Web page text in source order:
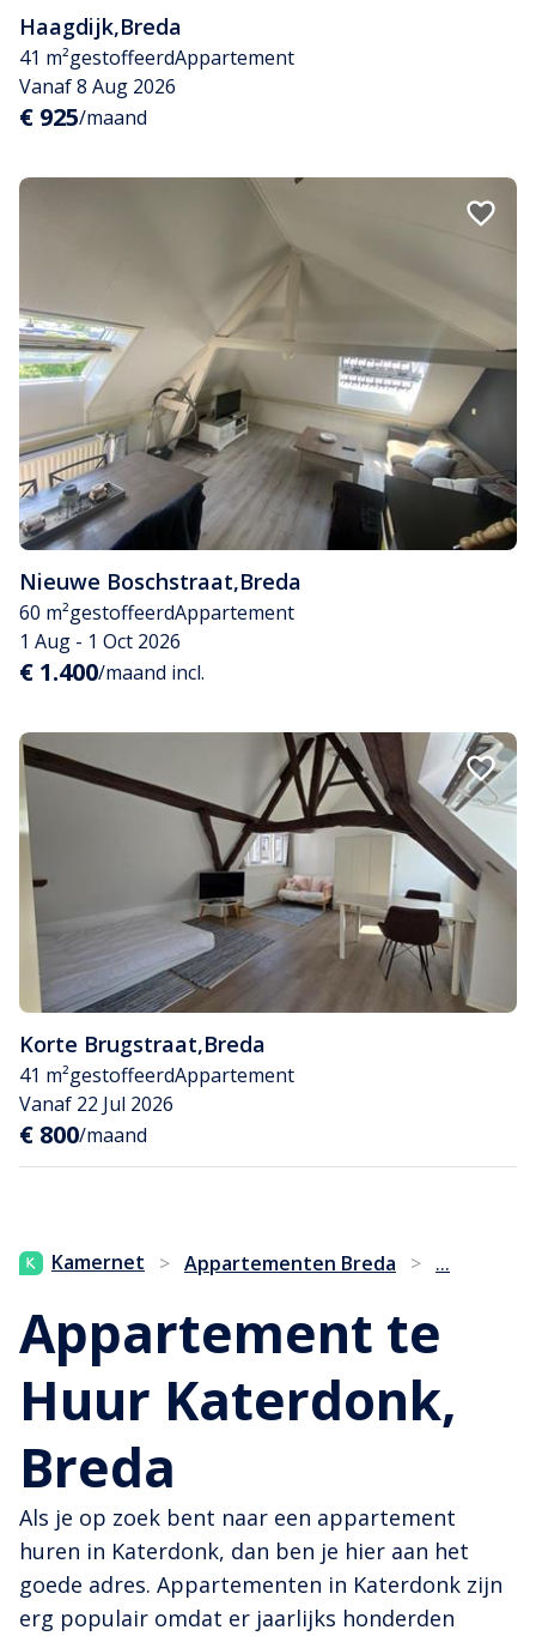
Haagdijk,Breda
41 m²gestoffeerdAppartement
Vanaf 8 Aug 2026
€ 925/maand
Nieuwe Boschstraat,Breda
60 m²gestoffeerdAppartement
1 Aug - 1 Oct 2026
€ 1.400/maand incl.
Korte Brugstraat,Breda
41 m²gestoffeerdAppartement
Vanaf 22 Jul 2026
€ 800/maand
Kamernet > Appartementen Breda > ...
Appartement te
Huur Katerdonk,
Breda
Als je op zoek bent naar een appartement
huren in Katerdonk, dan ben je hier aan het
goede adres. Appartementen in Katerdonk zijn
erg populair omdat er jaarlijks honderden